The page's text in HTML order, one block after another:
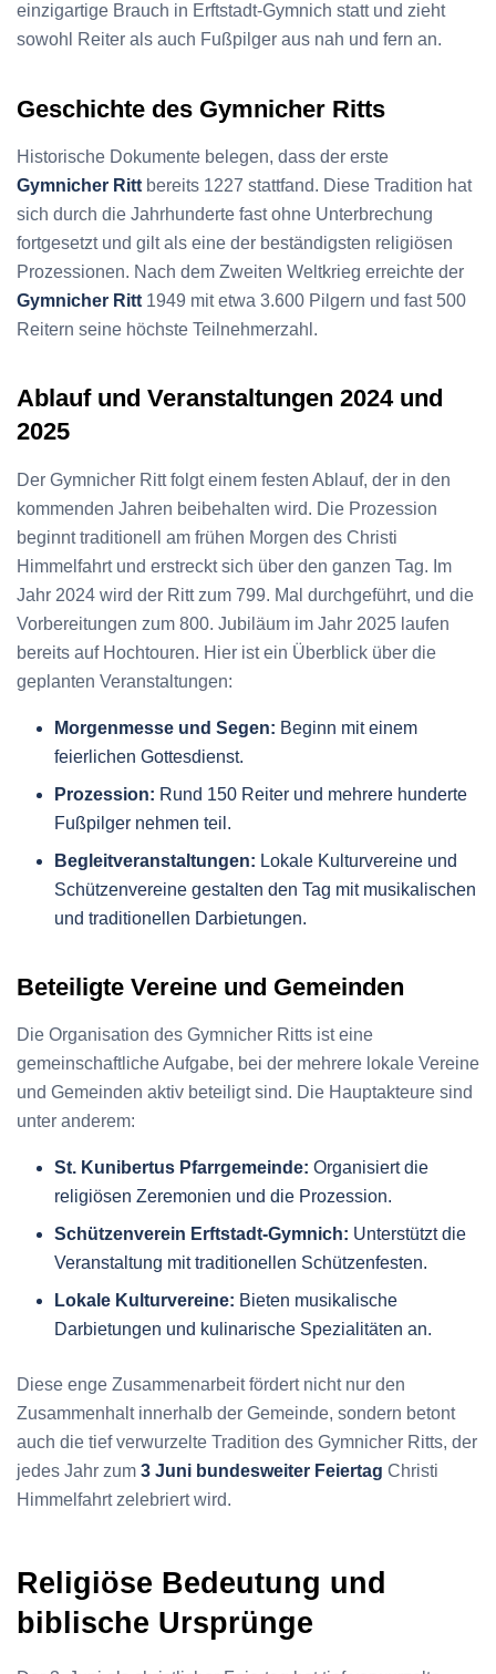
einzigartige Brauch in Erftstadt-Gymnich statt und zieht
sowohl Reiter als auch Fußpilger aus nah und fern an.
Geschichte des Gymnicher Ritts
Historische Dokumente belegen, dass der erste
Gymnicher Ritt bereits 1227 stattfand. Diese Tradition hat
sich durch die Jahrhunderte fast ohne Unterbrechung
fortgesetzt und gilt als eine der beständigsten religiösen
Prozessionen. Nach dem Zweiten Weltkrieg erreichte der
Gymnicher Ritt 1949 mit etwa 3.600 Pilgern und fast 500
Reitern seine höchste Teilnehmerzahl.
Ablauf und Veranstaltungen 2024 und
2025
Der Gymnicher Ritt folgt einem festen Ablauf, der in den
kommenden Jahren beibehalten wird. Die Prozession
beginnt traditionell am frühen Morgen des Christi
Himmelfahrt und erstreckt sich über den ganzen Tag. Im
Jahr 2024 wird der Ritt zum 799. Mal durchgeführt, und die
Vorbereitungen zum 800. Jubiläum im Jahr 2025 laufen
bereits auf Hochtouren. Hier ist ein Überblick über die
geplanten Veranstaltungen:
Morgenmesse und Segen: Beginn mit einem
feierlichen Gottesdienst.
Prozession: Rund 150 Reiter und mehrere hunderte
Fußpilger nehmen teil.
Begleitveranstaltungen: Lokale Kulturvereine und
Schützenvereine gestalten den Tag mit musikalischen
und traditionellen Darbietungen.
Beteiligte Vereine und Gemeinden
Die Organisation des Gymnicher Ritts ist eine
gemeinschaftliche Aufgabe, bei der mehrere lokale Vereine
und Gemeinden aktiv beteiligt sind. Die Hauptakteure sind
unter anderem:
St. Kunibertus Pfarrgemeinde: Organisiert die
religiösen Zeremonien und die Prozession.
Schützenverein Erftstadt-Gymnich: Unterstützt die
Veranstaltung mit traditionellen Schützenfesten.
Lokale Kulturvereine: Bieten musikalische
Darbietungen und kulinarische Spezialitäten an.
Diese enge Zusammenarbeit fördert nicht nur den
Zusammenhalt innerhalb der Gemeinde, sondern betont
auch die tief verwurzelte Tradition des Gymnicher Ritts, der
jedes Jahr zum 3 Juni bundesweiter Feiertag Christi
Himmelfahrt zelebriert wird.
Religiöse Bedeutung und
biblische Ursprünge